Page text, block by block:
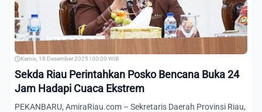
Kamis, 18 Desember 2025 | 00:00 WIB
Sekda Riau Perintahkan Posko Bencana Buka 24
Jam Hadapi Cuaca Ekstrem
PEKANBARU, AmiraRiau.com – Sekretaris Daerah Provinsi Riau,